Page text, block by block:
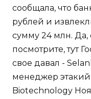
сообщала, что
рублей и
сумму 24 млн. Да,
посмотрите, тут
свое давал -
менеджер
Biotechnology